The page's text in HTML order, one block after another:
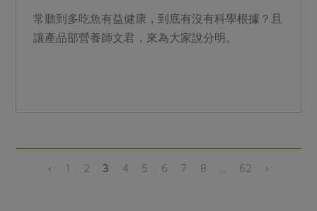
常聽到多吃魚有益健康，到底有沒有科學根據？且
讓產品部營養師文君，來為大家說分明。
‹ 1 2 3 4 5 6 7 8 62 ›